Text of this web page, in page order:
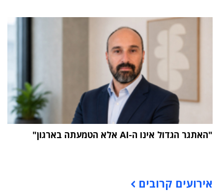
"האתגר הגדול אינו ה-AI אלא הטמעתה בארגון"
אירועים קרובים